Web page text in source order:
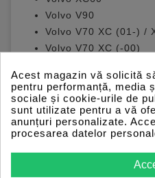
Volvo V90
Volvo V70 XC (01-) /
Volvo V70 XC (-00)
Volvo V70 (00-08)
Volvo V70 (-00)
Volvo V60
Volvo V50
Acest magazin vă solicită
pentru performanță, media
sociale și cookie-urile de
sunt utilizate pentru a vă
anunțuri personalizate.
procesarea datelor